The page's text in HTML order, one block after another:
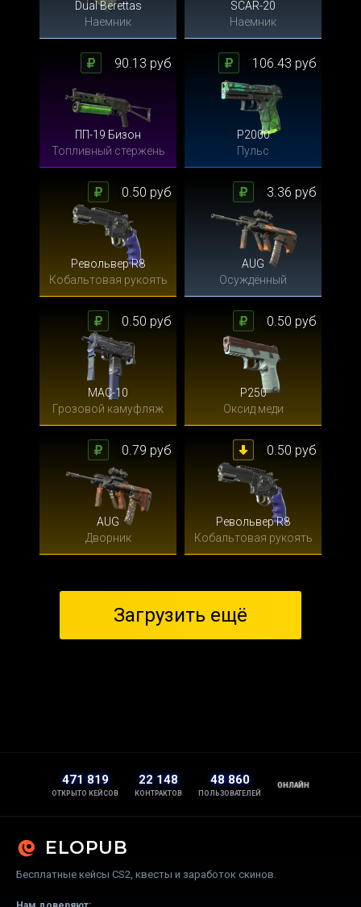
Dual Berettas
Наемник
SCAR-20
Наемник
ПП-19 Бизон
Топливный стержень
90.13 руб
P2000
Пульс
106.43 руб
Револьвер R8
Кобальтовая рукоять
0.50 руб
AUG
Осуждённый
3.36 руб
MAC-10
Грозовой камуфляж
0.50 руб
P250
Оксид меди
0.50 руб
AUG
Дворник
0.79 руб
Револьвер R8
Кобальтовая рукоять
0.50 руб
Загрузить ещё
471 819
ОТКРЫТО КЕЙСОВ
22 148
КОНТРАКТОВ
48 860
ПОЛЬЗОВАТЕЛЕЙ
ОНЛАЙН
ELOPUB
Бесплатные кейсы CS2, квесты и заработок скинов.